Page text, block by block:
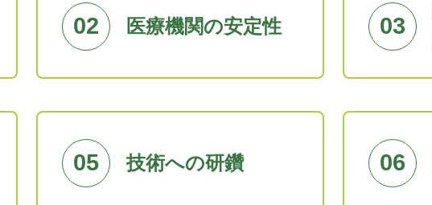
02 医療機関の安定性 03
05 技術への研鑽 06